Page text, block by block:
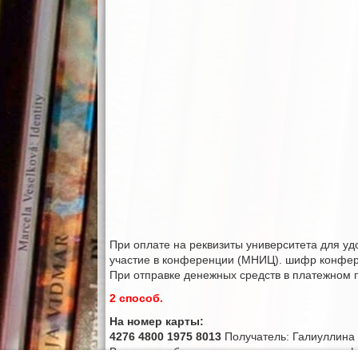
При оплате на реквизиты университета для
участие в конференции (МНИЦ). шифр
При отправке денежных средств в
2 способ.
На номер карты:
4276 4800 1975 8013 Получатель:
В поле «сообщение получателю» писать: